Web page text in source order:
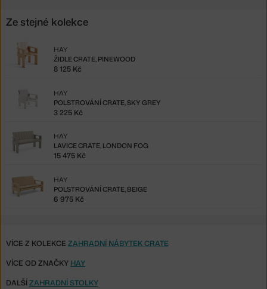
Ze stejné kolekce
ŽIDLE CRATE, PINEWOOD
HAY
8 125 Kč
POLSTROVÁNÍ CRATE, SKY GREY
HAY
3 225 Kč
LAVICE CRATE, LONDON FOG
HAY
15 475 Kč
POLSTROVÁNÍ CRATE, BEIGE
HAY
6 975 Kč
VÍCE Z KOLEKCE ZAHRADNÍ NÁBYTEK CRATE
VÍCE OD ZNAČKY HAY
DALŠÍ ZAHRADNÍ STOLKY